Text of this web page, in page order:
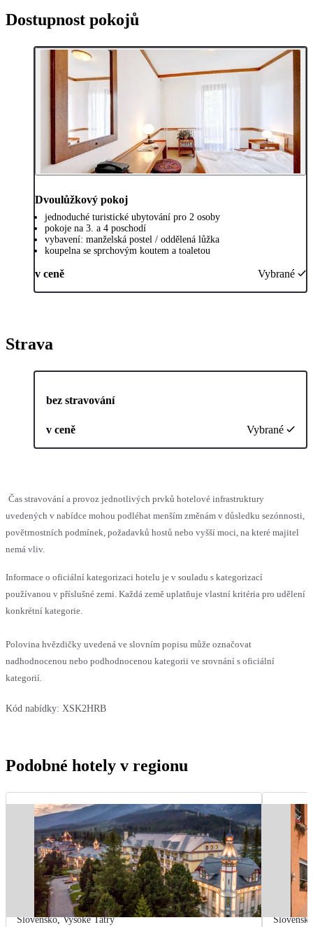
Dostupnost pokojů
Dvoulůžkový pokoj
jednoduché turistické ubytování pro 2 osoby
pokoje na 3. a 4 poschodí
vybavení: manželská postel / oddělená lůžka
koupelna se sprchovým koutem a toaletou
v ceně Vybrané
Strava
bez stravování
v ceně Vybrané
Čas stravování a provoz jednotlivých prvků hotelové infrastruktury
uvedených v nabídce mohou podléhat menším změnám v důsledku sezónnosti,
povětrnostních podmínek, požadavků hostů nebo vyšší moci, na které majitel
nemá vliv.
Informace o oficiální kategorizaci hotelu je v souladu s kategorizací
používanou v příslušné zemi. Každá země uplatňuje vlastní kritéria pro udělení
konkrétní kategorie.
Polovina hvězdičky uvedená ve slovním popisu může označovat
nadhodnocenou nebo podhodnocenou kategorii ve srovnání s oficiální
kategorií.
Kód nabídky: XSK2HRB
Podobné hotely v regionu
Slovensko,Vysoké Tatry